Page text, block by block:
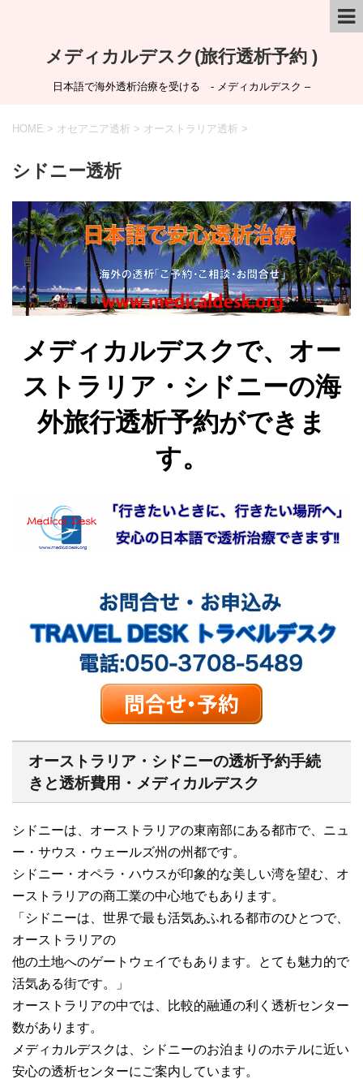
メディカルデスク(旅行透析予約 )
日本語で海外透析治療を受ける - メディカルデスク –
HOME > オセアニア透析 > オーストラリア透析 >
シドニー透析
メディカルデスクで、オー
ストラリア・シドニーの海
外旅行透析予約ができま
す。
オーストラリア・シドニーの透析予約手続
きと透析費用・メディカルデスク
シドニーは、オーストラリアの東南部にある都市で、ニュ
ー・サウス・ウェールズ州の州都です。
シドニー・オペラ・ハウスが印象的な美しい湾を望む、オ
ーストラリアの商工業の中心地でもあります。
「シドニーは、世界で最も活気あふれる都市のひとつで、
オーストラリアの
他の土地へのゲートウェイでもあります。とても魅力的で
活気ある街です。」
オーストラリアの中では、比較的融通の利く透析センター
数があります。
メディカルデスクは、シドニーのお泊まりのホテルに近い
安心の透析センターにご案内しています。